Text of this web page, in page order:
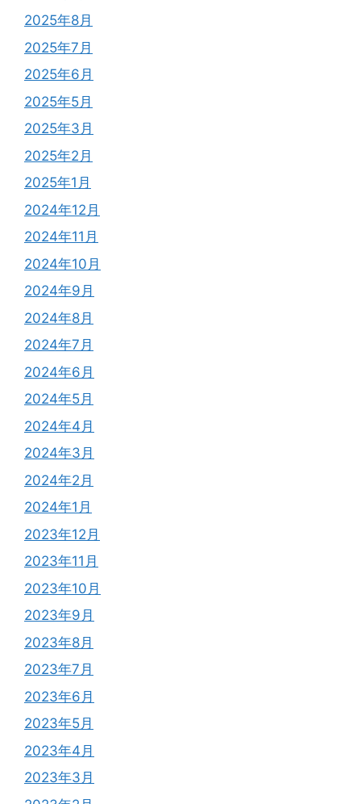
2025年8月
2025年7月
2025年6月
2025年5月
2025年3月
2025年2月
2025年1月
2024年12月
2024年11月
2024年10月
2024年9月
2024年8月
2024年7月
2024年6月
2024年5月
2024年4月
2024年3月
2024年2月
2024年1月
2023年12月
2023年11月
2023年10月
2023年9月
2023年8月
2023年7月
2023年6月
2023年5月
2023年4月
2023年3月